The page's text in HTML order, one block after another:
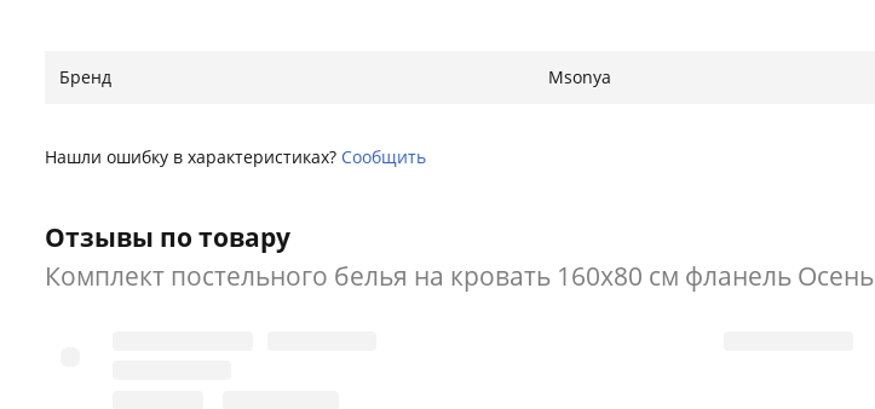
Нашли ошибку?
Бренд Msonya
Нашли ошибку в характеристиках? Сообщить
Отзывы по товару
Комплект постельного белья на кровать 160х80 см фланель Осень